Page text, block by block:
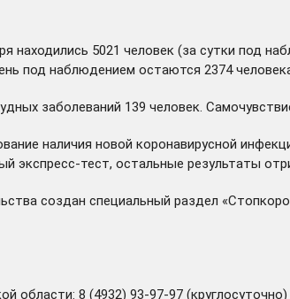
находились 5021 человек (за сутки под
под наблюдением остаются 2374
заболеваний 139 человек.
наличия новой коронавирусной
экспресс-тест, остальные результаты
создан специальный раздел
области: 8 (4932) 93-97-97 (круглосуточно)